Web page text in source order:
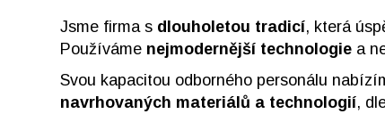
Jsme firma s dlouholetou tradicí, která
Používáme nejmodernější technologie a
Svou kapacitou odborného personálu
navrhovaných materiálů a technologií,